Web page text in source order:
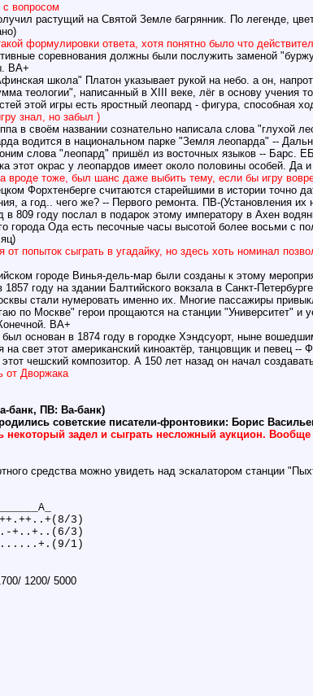
с вопросом
растущий на Святой Земле багрянник. По легенде,
формулировки ответа, хотя понятно было что
соревнования должны были послужить заменой
ВА+
школа" Платон указывает рукой на небо. а он,
теологии", написанный в XIII веке, лёг в основу учения
этой игры есть яростный леопард - фигура, способная
знал, но забыл )
в своём названии сознательно написала слова "глухой
водится в национальном парке "Земля леопарда" --
слова "леопард" пришёл из восточных языков -- Барс.
этот окрас у леопардов имеет около половины особей.
вроде тоже, был шанс даже выбить тему, если бы игру
Форхтенберге считаются старейшими в истории точно
а год.. чего же? -- Первого ремонта. ПВ-(Установления
809 году послал в подарок этому императору в Ахен
города Ода есть песочные часы высотой более восьми с
от попыток сыграть в угадайку, но здесь хоть номинал
городе Винья-дель-мар были созданы к этому
году на здании Балтийского вокзала в Санкт-
стали нумеровать именно их. Многие пассажиры
по Москве" герои прощаются на станции "Университет" и
ВА+
основан в 1874 году в городке Хэндсуорт, ныне
на свет этот американский киноактёр, танцовщик и певец --
чешский композитор. А 150 лет назад он начал
от Дворжака
банк, ПВ: Ва-банк)
советские писатели-фронтовики: Борис
некоторый задел и сыграть несложный аукцион.
средства можно увидеть над эскалатором станции
3)
+..+..(6/3)
1)
1200/ 5000